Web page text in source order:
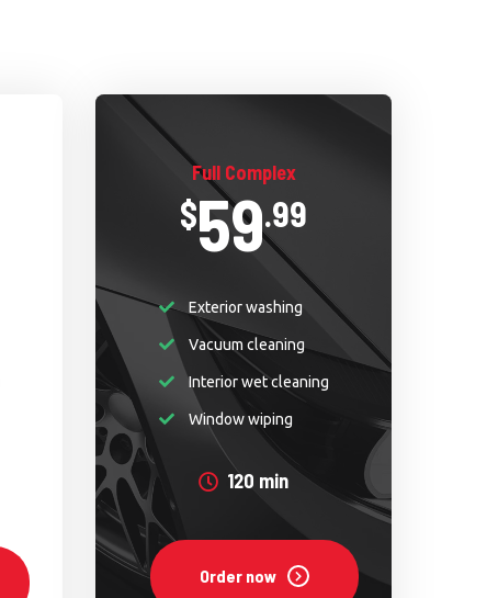
Full Complex
$59.99
Exterior washing
Vacuum cleaning
Interior wet cleaning
Window wiping
120 min
Order now